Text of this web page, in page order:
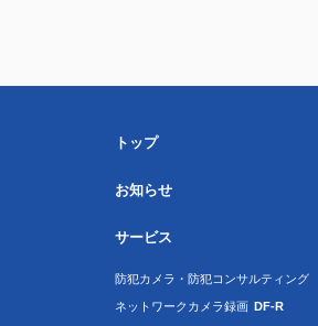
トップ
お知らせ
サービス
防犯カメラ・防犯コンサルティング
ネットワークカメラ録画 DF-R